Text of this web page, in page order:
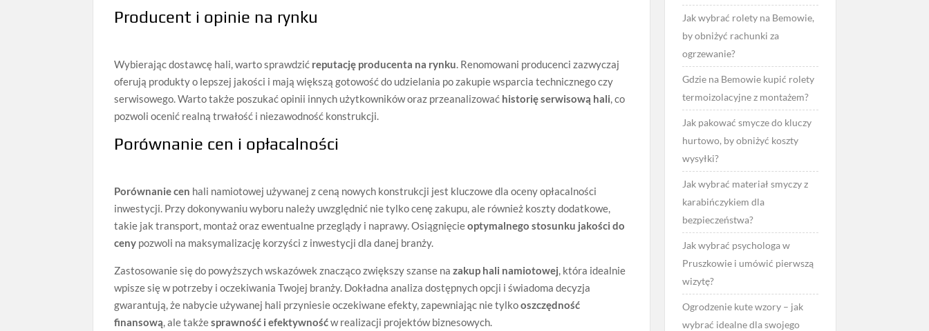
Producent i opinie na rynku
Wybierając dostawcę hali, warto sprawdzić reputację producenta na rynku. Renomowani producenci zazwyczaj
oferują produkty o lepszej jakości i mają większą gotowość do udzielania po zakupie wsparcia technicznego czy
serwisowego. Warto także poszukać opinii innych użytkowników oraz przeanalizować historię serwisową hali, co
pozwoli ocenić realną trwałość i niezawodność konstrukcji.
Porównanie cen i opłacalności
Porównanie cen hali namiotowej używanej z ceną nowych konstrukcji jest kluczowe dla oceny opłacalności
inwestycji. Przy dokonywaniu wyboru należy uwzględnić nie tylko cenę zakupu, ale również koszty dodatkowe,
takie jak transport, montaż oraz ewentualne przeglądy i naprawy. Osiągnięcieoptymalnego stosunku jakości do
ceny pozwoli na maksymalizację korzyści z inwestycji dla danej branży.
Zastosowanie się do powyższych wskazówek znacząco zwiększy szanse nazakup hali namiotowej, która idealnie
wpisze się w potrzeby i oczekiwania Twojej branży. Dokładna analiza dostępnych opcji i świadoma decyzja
gwarantują, że nabycie używanej hali przyniesie oczekiwane efekty, zapewniając nie tylkooszczędność
finansową, ale takżesprawność i efektywnośćw realizacji projektów biznesowych.
Jak wybrać rolety na Bemowie,
by obniżyć rachunki za
ogrzewanie?
Gdzie na Bemowie kupić rolety
termoizolacyjne z montażem?
Jak pakować smycze do kluczy
hurtowo, by obniżyć koszty
wysyłki?
Jak wybrać materiał smyczy z
karabińczykiem dla
bezpieczeństwa?
Jak wybrać psychologa w
Pruszkowie i umówić pierwszą
wizytę?
Ogrodzenie kute wzory – jak
wybrać idealne dla swojego